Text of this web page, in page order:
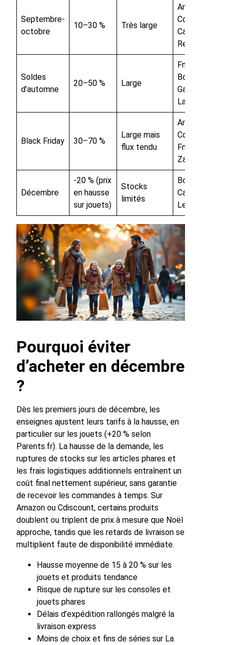
Septembre-
octobre
10–30 % Très large
Amazon,
Cdiscount,
Carrefour, La
Redoute
Soldes
d’automne
20–50 % Large
Fnac, Darty,
Boulanger,
Galeries
Lafayette
Black Friday 30–70 %
Large mais
flux tendu
Amazon,
Cdiscount,
Fnac,
Zalando
Décembre
-20 % (prix
en hausse
sur jouets)
Stocks
limités
Boulanger,
Carrefour,
Leroy Merlin
Pourquoi éviter
d’acheter en décembre
?
Dès les premiers jours de décembre, les
enseignes ajustent leurs tarifs à la hausse, en
particulier sur les jouets (+20 % selon
Parents.fr). La hausse de la demande, les
ruptures de stocks sur les articles phares et
les frais logistiques additionnels entraînent un
coût final nettement supérieur, sans garantie
de recevoir les commandes à temps. Sur
Amazon ou Cdiscount, certains produits
doublent ou triplent de prix à mesure que Noël
approche, tandis que les retards de livraison se
multiplient faute de disponibilité immédiate.
Hausse moyenne de 15 à 20 % sur les
jouets et produits tendance
Risque de rupture sur les consoles et
jouets phares
Délais d’expédition rallongés malgré la
livraison express
Moins de choix et fins de séries sur La